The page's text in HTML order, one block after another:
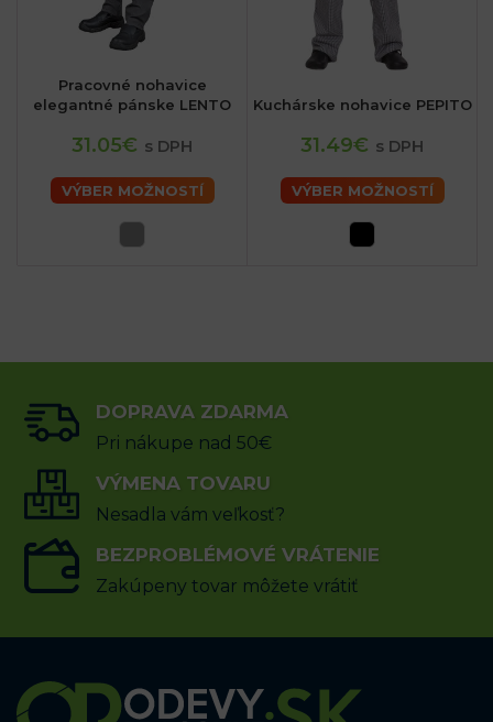
Pracovné nohavice
elegantné pánske LENTO
31.05€ s DPH
VÝBER MOŽNOSTÍ
Kuchárske nohavice PEPITO
31.49€ s DPH
VÝBER MOŽNOSTÍ
DOPRAVA ZDARMA
Pri nákupe nad 50€
VÝMENA TOVARU
Nesadla vám veľkosť?
BEZPROBLÉMOVÉ VRÁTENIE
Zakúpeny tovar môžete vrátiť